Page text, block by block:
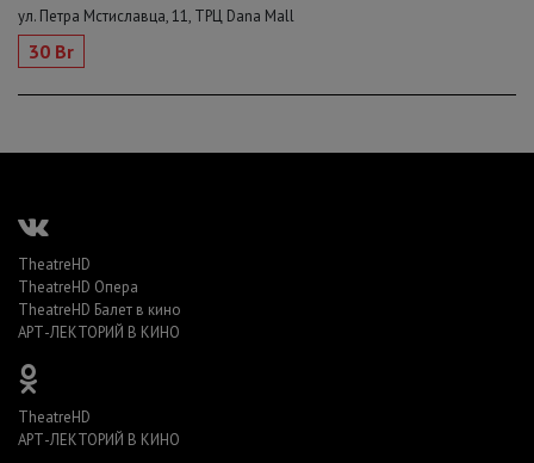
ул. Петра Мстиславца, 11, ТРЦ Dana Mall
30 Br
TheatreHD
TheatreHD Опера
TheatreHD Балет в кино
АРТ-ЛЕКТОРИЙ В КИНО
TheatreHD
АРТ-ЛЕКТОРИЙ В КИНО